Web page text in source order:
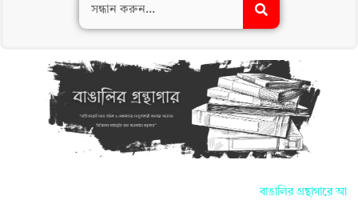
বাঙালির গ্রন্থাগারে